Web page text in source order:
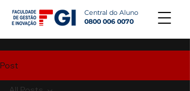
Central do Aluno
0800 006 0070
Post